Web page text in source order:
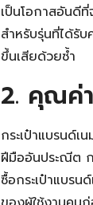
เป็นโอกาสอันดีที่
สำหรับรุ่นที่ได้รั
ขึ้นเสียด้วยซ้ำ
2. คุณค่า
กระเป๋าแบรนด์
ฝีมืออันประณีต ก
ซื้อกระเป๋าแบร